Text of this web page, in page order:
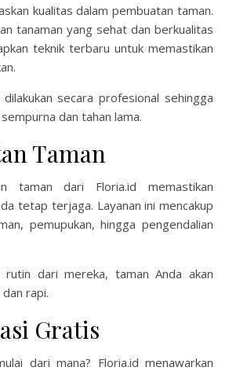
kualitas dalam pembuatan taman.
tanaman yang sehat dan berkualitas
teknik terbaru untuk memastikan
secara profesional sehingga
dan tahan lama.
Taman
taman dari Floria.id memastikan
tetap terjaga. Layanan ini mencakup
pemupukan, hingga pengendalian
rutin dari mereka, taman Anda akan
rapi.
Gratis
dari mana? Floria.id menawarkan